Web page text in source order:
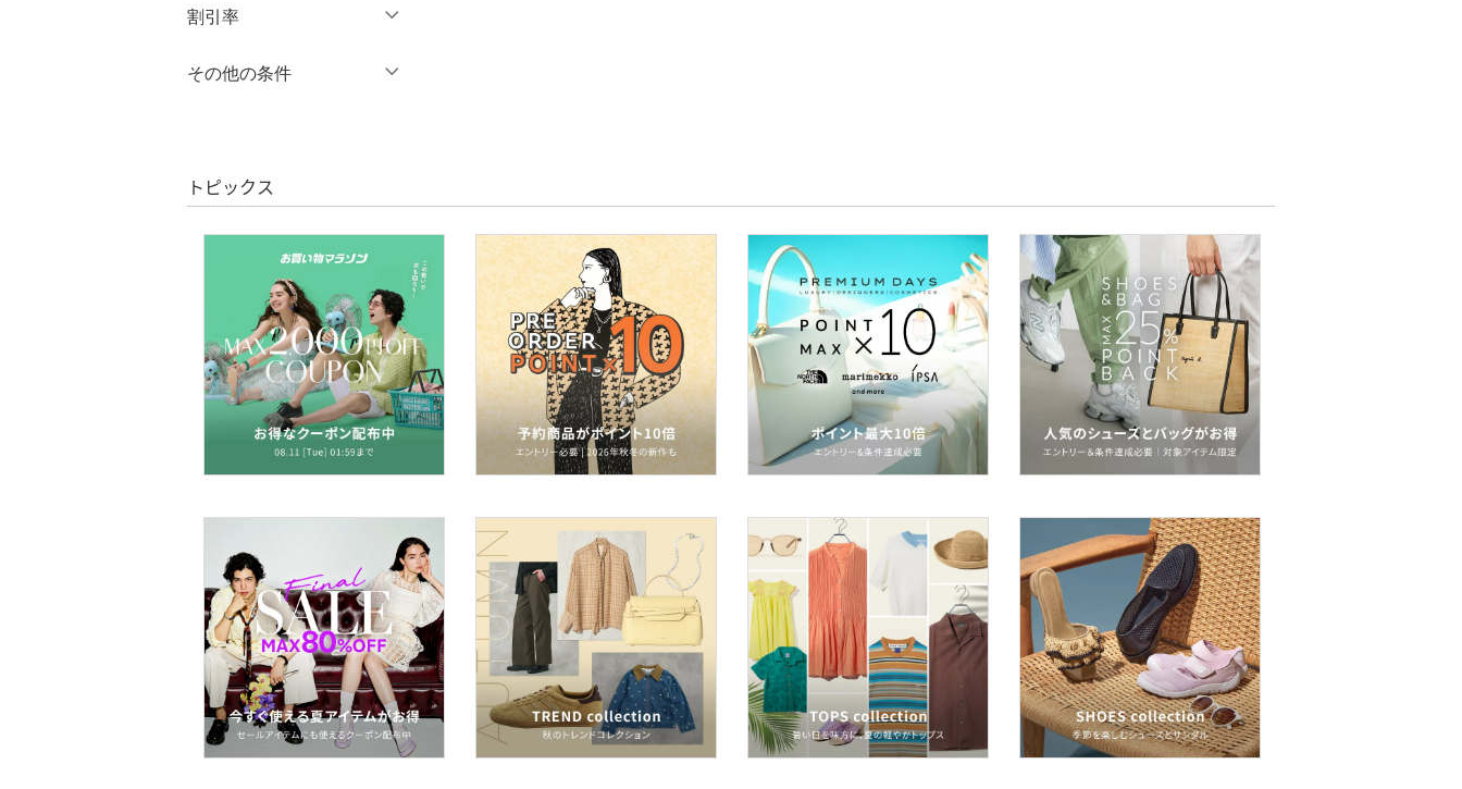
バッグ
シューズ・靴
アクセサリー・腕時計
財布・ポーチ・ケース
帽子
ヘアアクセサリー
マタニティウェア・ベビ
スーツ・フォーマル
水着・スイムグッズ
着物・浴衣・和装小物
スキンケア
ベースメイク
クリア
絞り込み
割引率
％OFF～ ％OFF
その他の条件
クリア 絞り込み
トピックス